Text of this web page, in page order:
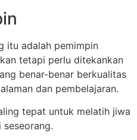
itu adalah pemimpin
tetapi perlu ditekankan
benar-benar berkualitas
dan pembelajaran.
tepat untuk melatih jiwa